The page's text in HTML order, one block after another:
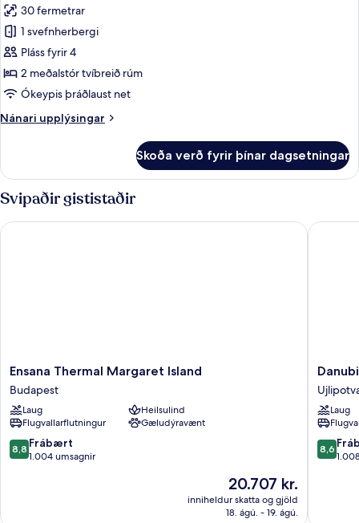
and
Fitness
Access
fyrir
Deluxe
Family
Room
with
Wellness
and
30 fermetrar
1 svefnherbergi
Pláss fyrir 4
2 meðalstór tvíbreið rúm
Ókeypis þráðlaust net
Nánari upplýsingar
Nánari
Family
with
and
Skoða verð fyrir þínar dagsetningar
Svipaðir gististaðir
Ensana
Thermal
Margaret
Island
Budapest
Ensana Thermal Margaret Island
Budapest
Laug
Heilsulind
Flugvallarflutningur
Gæludýravænt
8.8
af
8,8 Frábært
1.004 umsagnir
Verðið
er
20.707 kr.
20.707 kr.
inniheldur skatta og gjöld
18. ágú. - 19. ágú.
Ensana Thermal Margaret Island
Hotel
Helia
Laug
8.6
af
8,6